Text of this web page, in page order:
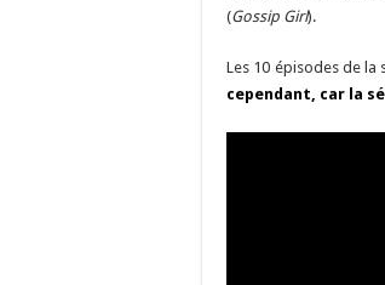
(Gossip Girl).
Les 10 épisodes de la
cependant, car la